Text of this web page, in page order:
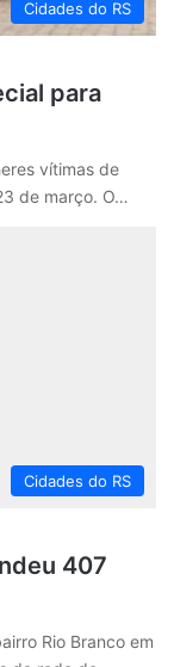
Cidades do RS
para
vítimas de
de março. O…
Cidades do RS
407
Rio Branco em